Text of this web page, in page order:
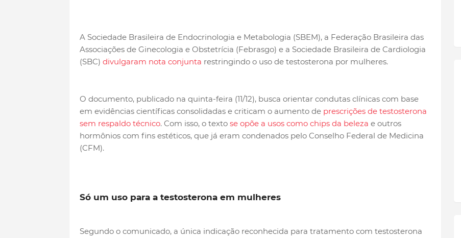
A Sociedade Brasileira de Endocrinologia e Metabologia (SBEM), a Federação Brasileira das
Associações de Ginecologia e Obstetrícia (Febrasgo) e a Sociedade Brasileira de Cardiologia
(SBC) divulgaram nota conjunta restringindo o uso de testosterona por mulheres.
O documento, publicado na quinta-feira (11/12), busca orientar condutas clínicas com base
em evidências científicas consolidadas e criticam o aumento de prescrições de testosterona
sem respaldo técnico. Com isso, o texto se opõe a usos como chips da beleza e outros
hormônios com fins estéticos, que já eram condenados pelo Conselho Federal de Medicina
(CFM).
Só um uso para a testosterona em mulheres
Segundo o comunicado, a única indicação reconhecida para tratamento com testosterona